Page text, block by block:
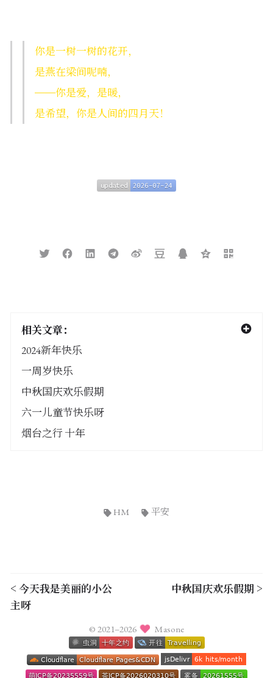
你是一树一树的花开，
是燕在梁间呢喃，
——你是爱，是暖，
是希望，你是人间的四月天！
updated
updated 2026-07-24
2026-07-24
相关文章：
2024新年快乐
一周岁快乐
中秋国庆欢乐假期
六一儿童节快乐呀
烟台之行 十年
HM 平安
< 今天我是美丽的小公
主呀
中秋国庆欢乐假期 >
© 2021–2026 Masone